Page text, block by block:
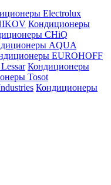
Electrolux
Кондиционеры
CHiQ
AQUA
EUROHOFF
Кондиционеры
Tosot
Кондиционеры